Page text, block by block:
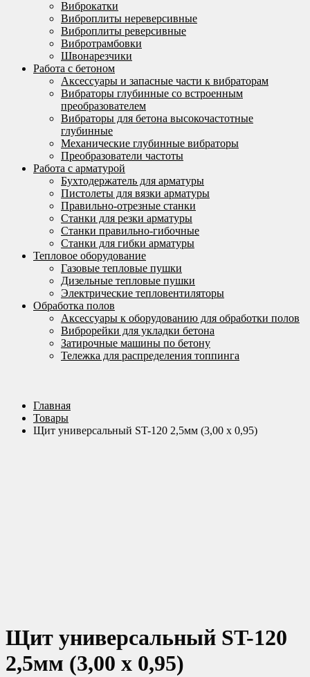
Виброкатки
Виброплиты нереверсивные
Виброплиты реверсивные
Вибротрамбовки
Швонарезчики
Работа с бетоном
Аксессуары и запасные части к вибраторам
Вибраторы глубинные со встроенным
преобразователем
Вибраторы для бетона высокочастотные
глубинные
Механические глубинные вибраторы
Преобразователи частоты
Работа с арматурой
Бухтодержатель для арматуры
Пистолеты для вязки арматуры
Правильно-отрезные станки
Станки для резки арматуры
Станки правильно-гибочные
Станки для гибки арматуры
Тепловое оборудование
Газовые тепловые пушки
Дизельные тепловые пушки
Электрические тепловентиляторы
Обработка полов
Аксессуары к оборудованию для обработки полов
Виброрейки для укладки бетона
Затирочные машины по бетону
Тележка для распределения топпинга
Главная
Товары
Щит универсальный ST-120 2,5мм (3,00 х 0,95)
Щит универсальный ST-120
2,5мм (3,00 х 0,95)